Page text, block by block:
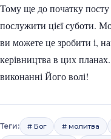
Тому ще до початку посту
послужити цієї суботи.
ви можете це зробити і,
керівництва в цих
виконанні Його волі!
Теги: # Бог # молитва